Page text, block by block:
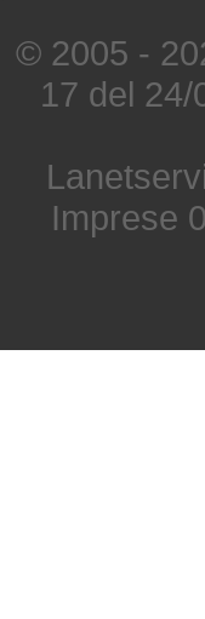
© 2005 -
17 del
Imprese